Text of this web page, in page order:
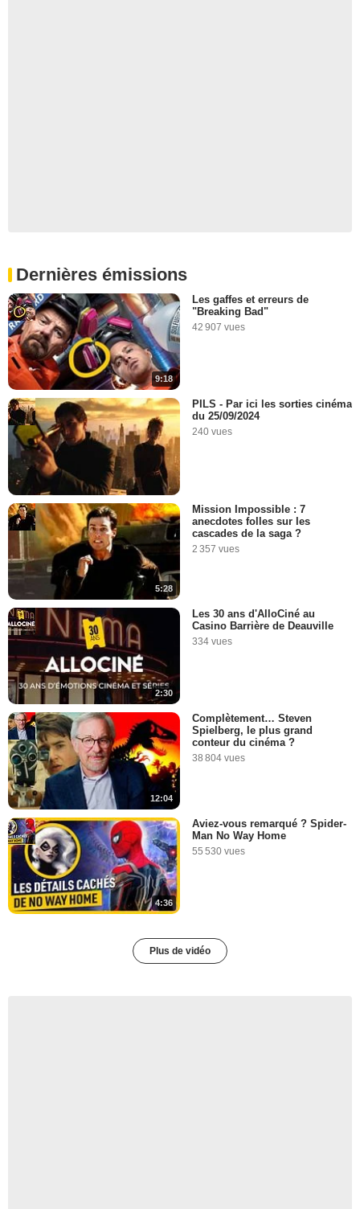
Dernières émissions
9:18
Les gaffes et erreurs de
"Breaking Bad"
42 907 vues
PILS - Par ici les sorties cinéma
du 25/09/2024
240 vues
5:28
Mission Impossible : 7
anecdotes folles sur les
cascades de la saga ?
2 357 vues
2:30
Les 30 ans d'AlloCiné au
Casino Barrière de Deauville
334 vues
12:04
Complètement… Steven
Spielberg, le plus grand
conteur du cinéma ?
38 804 vues
4:36
Aviez-vous remarqué ? Spider-
Man No Way Home
55 530 vues
Plus de vidéo